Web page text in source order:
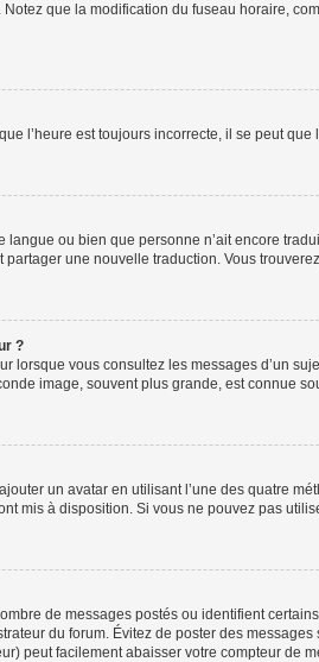
que la modification du fuseau horaire,
l’heure est toujours incorrecte, il se peut
langue ou bien que personne n’ait encore
une nouvelle traduction. Vous
?
lorsque vous consultez les messages d’un
image, souvent plus grande, est connue
un avatar en utilisant l’une des quatre
mis à disposition. Si vous ne pouvez pas
de messages postés ou identifient
du forum. Évitez de poster des
peut facilement abaisser votre compteur de